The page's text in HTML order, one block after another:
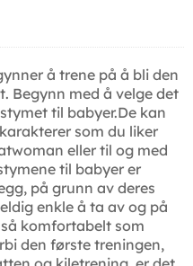
å trene på å bli den
Begynn med å velge det
til babyer.De kan
som du liker
eller til og med
til babyer er
på grunn av deres
enkle å ta av og på
komfortabelt som
den første treningen,